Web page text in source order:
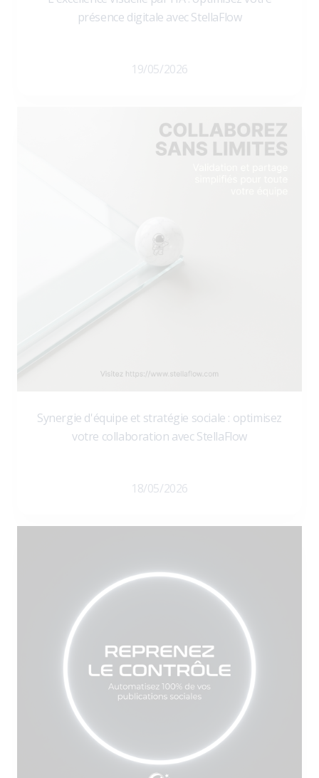
présence digitale avec StellaFlow
19/05/2026
Synergie d'équipe et stratégie sociale : optimisez
votre collaboration avec StellaFlow
18/05/2026